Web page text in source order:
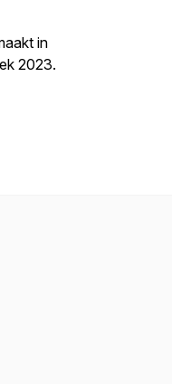
in
2023.